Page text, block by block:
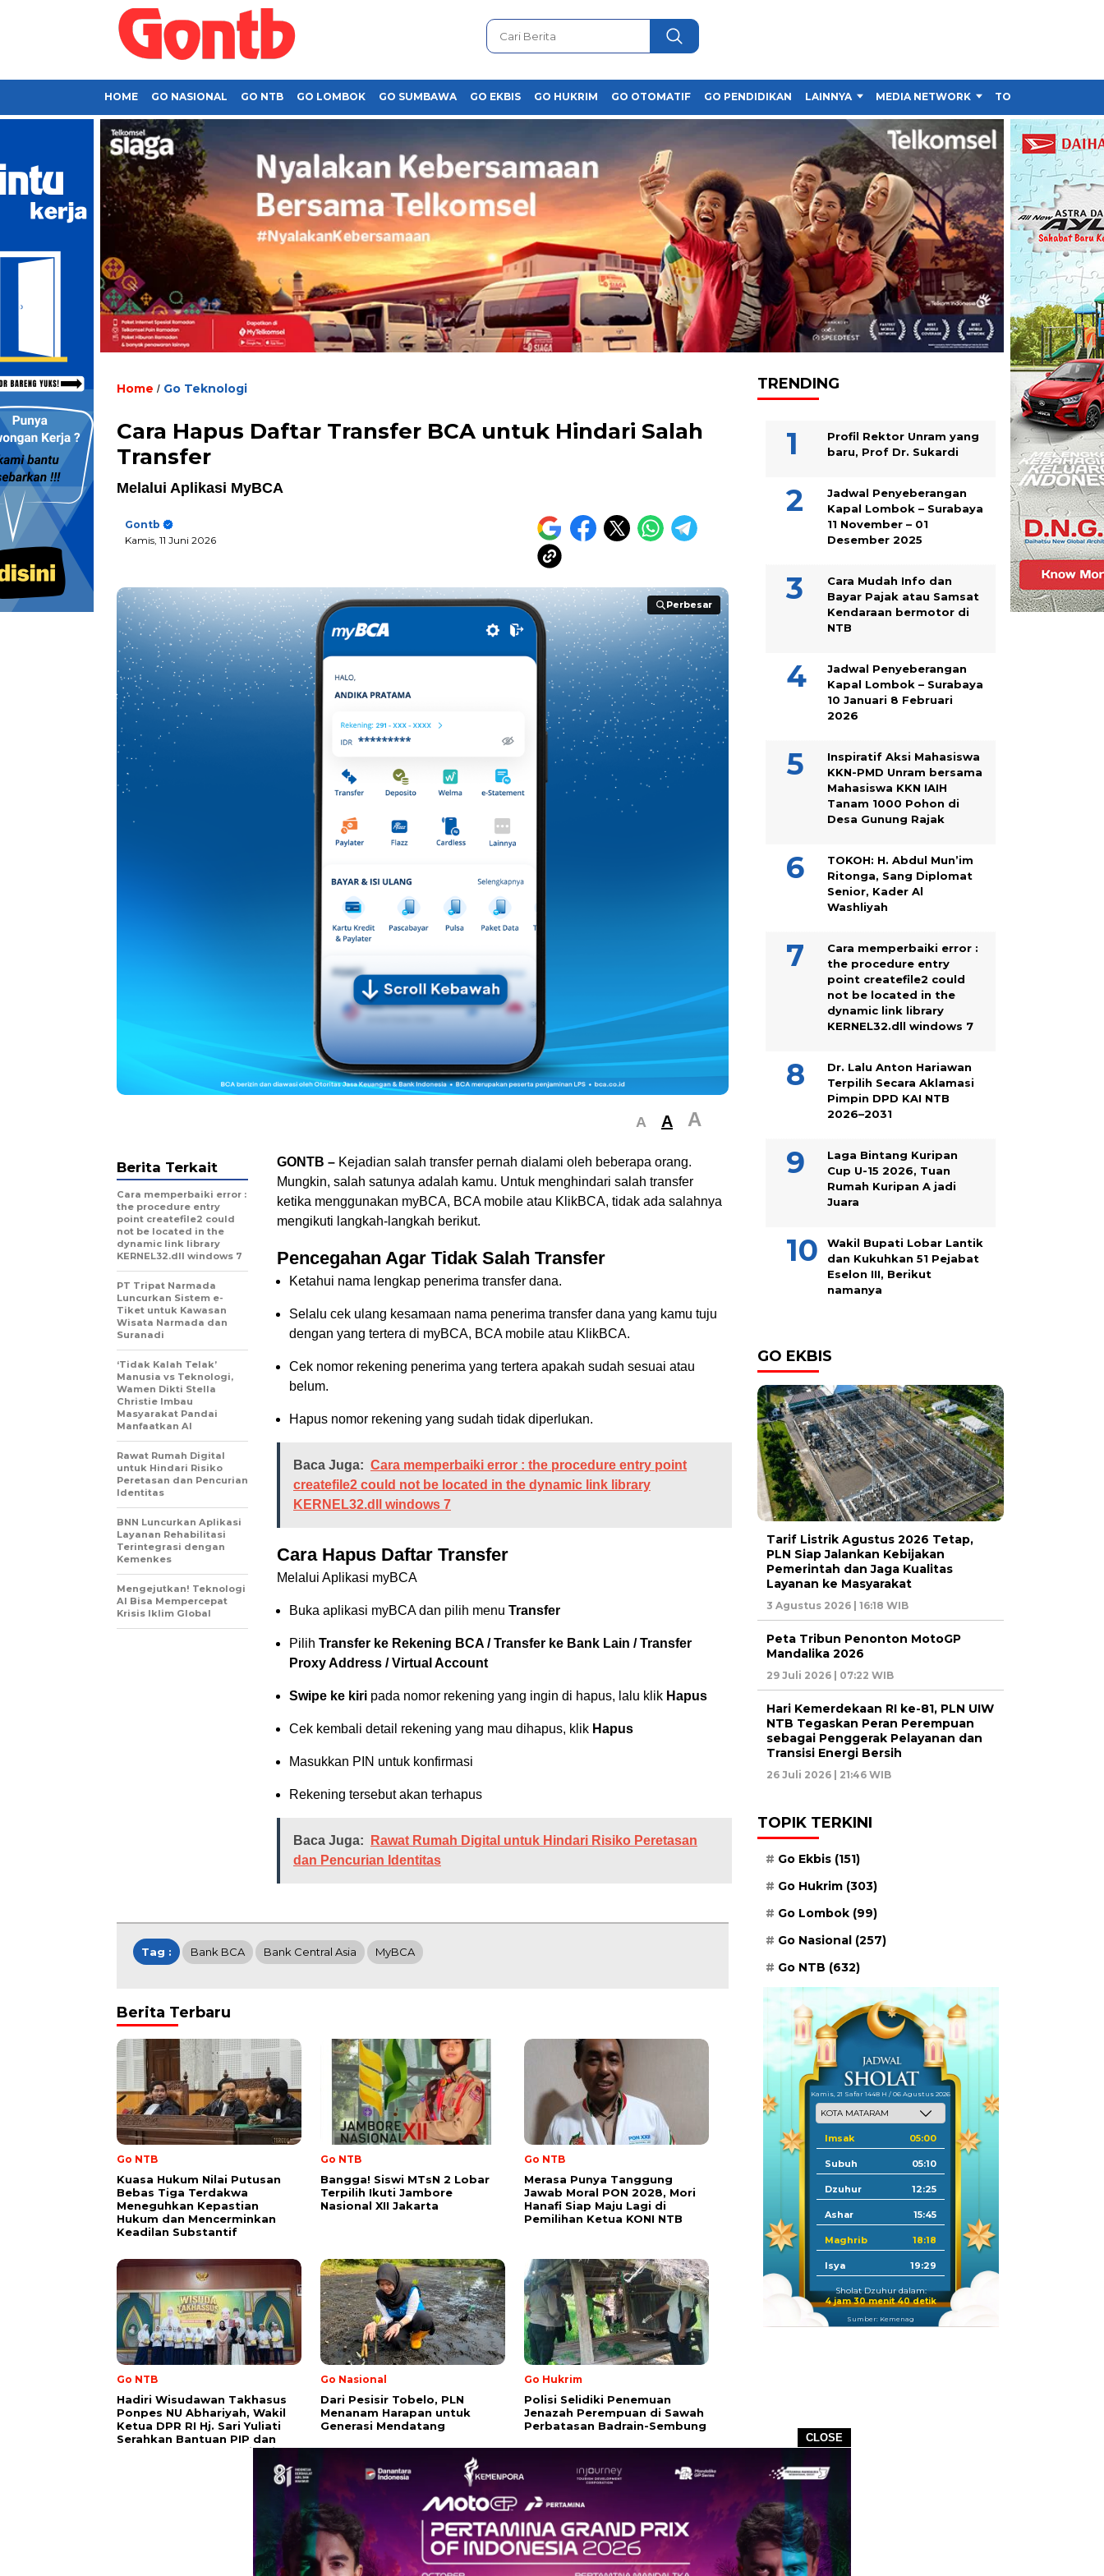
CLOSE
HOME GO NASIONAL GO NTB GO LOMBOK GO SUMBAWA GO EKBIS GO HUKRIM GO OTOMATIF GO PENDIDIKAN LAINNYA MEDIA NETWORK TOKO
Home / Go Teknologi
Cara Hapus Daftar Transfer BCA untuk Hindari Salah
Transfer
Melalui Aplikasi MyBCA
Gontb
Kamis, 11 Juni 2026
Perbesar
Perbesar
A A A
GONTB – Kejadian salah transfer pernah dialami oleh beberapa orang.
Mungkin, salah satunya adalah kamu. Untuk menghindari salah transfer
ketika menggunakan myBCA, BCA mobile atau KlikBCA, tidak ada salahnya
mengikuti langkah-langkah berikut.
Pencegahan Agar Tidak Salah Transfer
Ketahui nama lengkap penerima transfer dana.
Selalu cek ulang kesamaan nama penerima transfer dana yang kamu tuju
dengan yang tertera di myBCA, BCA mobile atau KlikBCA.
Cek nomor rekening penerima yang tertera apakah sudah sesuai atau
belum.
Hapus nomor rekening yang sudah tidak diperlukan.
Baca Juga: Cara memperbaiki error : the procedure entry point
createfile2 could not be located in the dynamic link library
KERNEL32.dll windows 7
Cara Hapus Daftar Transfer
Melalui Aplikasi myBCA
Buka aplikasi myBCA dan pilih menu Transfer
Pilih Transfer ke Rekening BCA / Transfer ke Bank Lain / Transfer
Proxy Address / Virtual Account
Swipe ke kiri pada nomor rekening yang ingin di hapus, lalu klik Hapus
Cek kembali detail rekening yang mau dihapus, klik Hapus
Masukkan PIN untuk konfirmasi
Rekening tersebut akan terhapus
Baca Juga:
Rawat Rumah Digital untuk Hindari Risiko Peretasan
dan Pencurian Identitas
Berita Terkait
Cara memperbaiki error :
the procedure entry
point createfile2 could
not be located in the
dynamic link library
KERNEL32.dll windows 7
PT Tripat Narmada
Luncurkan Sistem e-
Tiket untuk Kawasan
Wisata Narmada dan
Suranadi
‘Tidak Kalah Telak’
Manusia vs Teknologi,
Wamen Dikti Stella
Christie Imbau
Masyarakat Pandai
Manfaatkan AI
Rawat Rumah Digital
untuk Hindari Risiko
Peretasan dan Pencurian
Identitas
BNN Luncurkan Aplikasi
Layanan Rehabilitasi
Terintegrasi dengan
Kemenkes
Mengejutkan! Teknologi
AI Bisa Mempercepat
Krisis Iklim Global
Tag : Bank BCA Bank Central Asia MyBCA
Berita Terbaru
Go NTB
Kuasa Hukum Nilai Putusan
Bebas Tiga Terdakwa
Meneguhkan Kepastian
Hukum dan Mencerminkan
Keadilan Substantif
Go NTB
Bangga! Siswi MTsN 2 Lobar
Terpilih Ikuti Jambore
Nasional XII Jakarta
Go NTB
Merasa Punya Tanggung
Jawab Moral PON 2028, Mori
Hanafi Siap Maju Lagi di
Pemilihan Ketua KONI NTB
Go NTB
Hadiri Wisudawan Takhasus
Ponpes NU Abhariyah, Wakil
Ketua DPR RI Hj. Sari Yuliati
Serahkan Bantuan PIP dan
Bantuan Program Sanitasi
Go Nasional
Dari Pesisir Tobelo, PLN
Menanam Harapan untuk
Generasi Mendatang
Go Hukrim
Polisi Selidiki Penemuan
Jenazah Perempuan di Sawah
Perbatasan Badrain-Sembung
TRENDING
Profil Rektor Unram yang
baru, Prof Dr. Sukardi
Jadwal Penyeberangan
Kapal Lombok – Surabaya
11 November – 01
Desember 2025
Cara Mudah Info dan
Bayar Pajak atau Samsat
Kendaraan bermotor di
NTB
Jadwal Penyeberangan
Kapal Lombok – Surabaya
10 Januari 8 Februari
2026
Inspiratif Aksi Mahasiswa
KKN-PMD Unram bersama
Mahasiswa KKN IAIH
Tanam 1000 Pohon di
Desa Gunung Rajak
TOKOH: H. Abdul Mun’im
Ritonga, Sang Diplomat
Senior, Kader Al
Washliyah
Cara memperbaiki error :
the procedure entry
point createfile2 could
not be located in the
dynamic link library
KERNEL32.dll windows 7
Dr. Lalu Anton Hariawan
Terpilih Secara Aklamasi
Pimpin DPD KAI NTB
2026–2031
Laga Bintang Kuripan
Cup U-15 2026, Tuan
Rumah Kuripan A jadi
Juara
Wakil Bupati Lobar Lantik
dan Kukuhkan 51 Pejabat
Eselon III, Berikut
namanya
GO EKBIS
Tarif Listrik Agustus 2026 Tetap,
PLN Siap Jalankan Kebijakan
Pemerintah dan Jaga Kualitas
Layanan ke Masyarakat
3 Agustus 2026 | 16:18 WIB
Peta Tribun Penonton MotoGP
Mandalika 2026
29 Juli 2026 | 07:22 WIB
Hari Kemerdekaan RI ke-81, PLN UIW
NTB Tegaskan Peran Perempuan
sebagai Penggerak Pelayanan dan
Transisi Energi Bersih
26 Juli 2026 | 21:46 WIB
TOPIK TERKINI
Go Ekbis (151)
Go Hukrim (303)
Go Lombok (99)
Go Nasional (257)
Go NTB (632)
Kamis, 21 Safar 1448 H / 06 Agustus 2026
Imsak 05:00
Subuh 05:10
Dzuhur 12:25
Ashar 15:45
Maghrib 18:18
Isya 19:29
Sholat Dzuhur dalam:
4 jam 30 menit 38 detik
Sumber: Kemenag